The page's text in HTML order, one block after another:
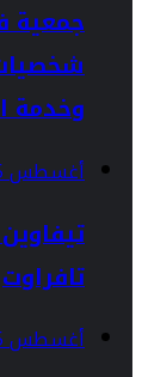
جمعية
وخدمة
أغسطس 5, 2026
تافراوت
أغسطس 5, 2026